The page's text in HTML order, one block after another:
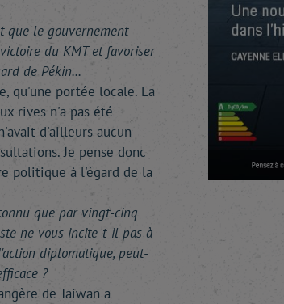
que le gouvernement
du KMT et favoriser
de Pékin...
qu'une portée locale. La
rives n'a pas été
d'ailleurs aucun
Je pense donc
politique à l'égard de la
que par vingt-cinq
ne vous incite-t-il pas à
diplomatique, peut-
?
de Taiwan a